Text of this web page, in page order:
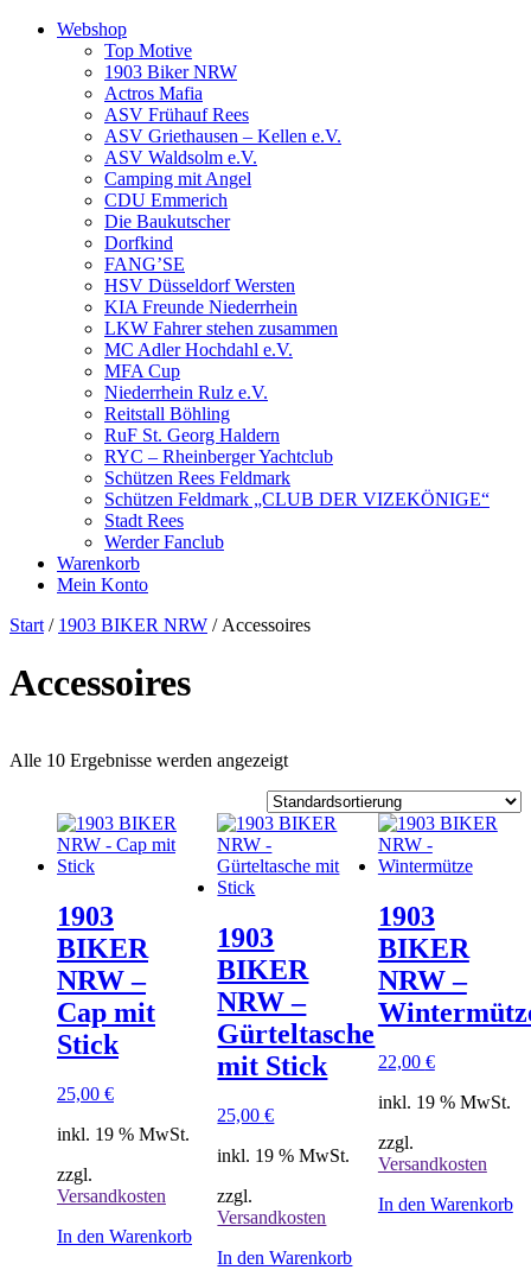
Webshop
Top Motive
1903 Biker NRW
Actros Mafia
ASV Frühauf Rees
ASV Griethausen – Kellen e.V.
ASV Waldsolm e.V.
Camping mit Angel
CDU Emmerich
Die Baukutscher
Dorfkind
FANG’SE
HSV Düsseldorf Wersten
KIA Freunde Niederrhein
LKW Fahrer stehen zusammen
MC Adler Hochdahl e.V.
MFA Cup
Niederrhein Rulz e.V.
Reitstall Böhling
RuF St. Georg Haldern
RYC – Rheinberger Yachtclub
Schützen Rees Feldmark
Schützen Feldmark „CLUB DER VIZEKÖNIGE“
Stadt Rees
Werder Fanclub
Warenkorb
Mein Konto
Start / 1903 BIKER NRW / Accessoires
Accessoires
Alle 10 Ergebnisse werden angezeigt
1903
BIKER
NRW –
Cap mit
Stick
25,00 €
inkl. 19 % MwSt.
zzgl.
Versandkosten
In den Warenkorb
1903
BIKER
NRW –
Gürteltasche
mit Stick
25,00€
inkl. 19 % MwSt.
zzgl.
Versandkosten
In den Warenkorb
1903
BIKER
NRW –
22,00 €
inkl. 19 % MwSt.
zzgl.
Versandkosten
In den Warenkorb